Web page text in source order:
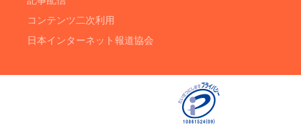
コンテンツ二次利用
日本インターネット報道協会